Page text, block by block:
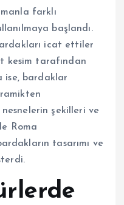
farklı
başlandı.
icat ettiler
kesim tarafından
ise, bardaklar
şekilleri ve
Roma
tasarımı ve